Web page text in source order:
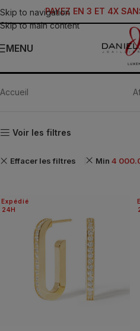
Skip to navigation
Skip to main content
PAYEZ EN 3 ET 4X
MENU
Accueil
Voir les filtres
Effacer les filtres Min 4
24H
Expédié